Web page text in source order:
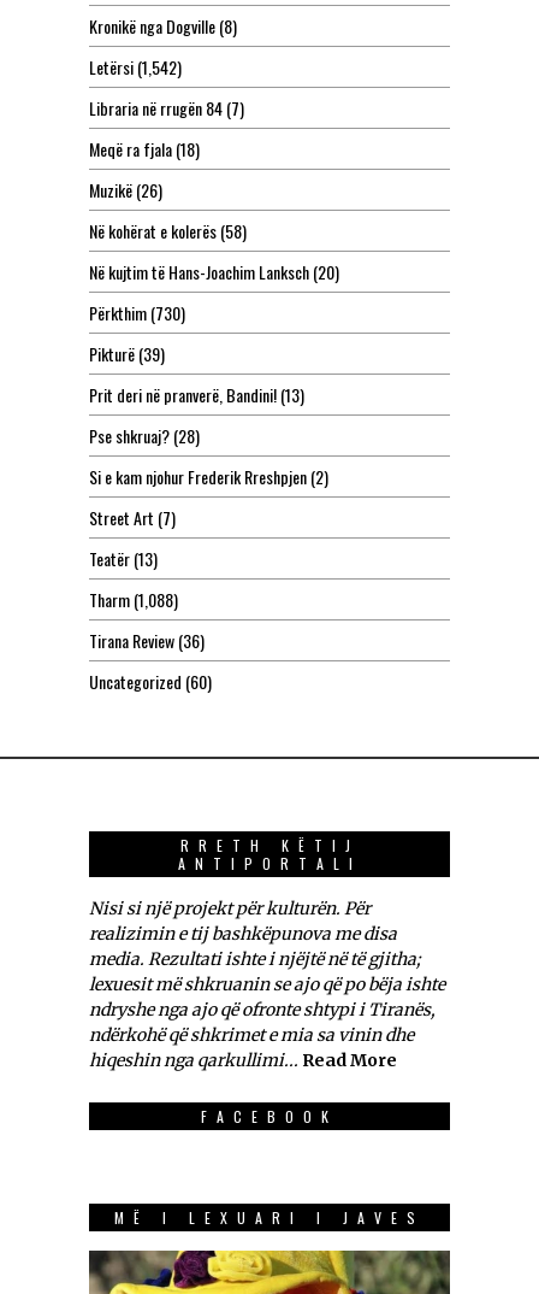
Kronikë nga Dogville(8)
Letërsi(1,542)
Libraria në rrugën 84(7)
Meqë ra fjala(18)
Muzikë(26)
Në kohërat e kolerës(58)
Në kujtim të Hans-Joachim Lanksch(20)
Përkthim(730)
Pikturë(39)
Prit deri në pranverë, Bandini!(13)
Pse shkruaj?(28)
Si e kam njohur Frederik Rreshpjen(2)
Street Art (7)
Teatër(13)
Tharm(1,088)
Tirana Review(36)
Uncategorized (60)
RRETH KËTIJ
ANTIPORTALI
Nisi si një projekt për kulturën. Për
realizimin e tij bashkëpunova me disa
media. Rezultati ishte i njëjtë në të gjitha;
lexuesit më shkruanin se ajo që po bëja ishte
ndryshe nga ajo që ofronte shtypi i Tiranës,
ndërkohë që shkrimet e mia sa vinin dhe
hiqeshin nga qarkullimi... Read More
FACEBOOK
MË I LEXUARI I JAVES